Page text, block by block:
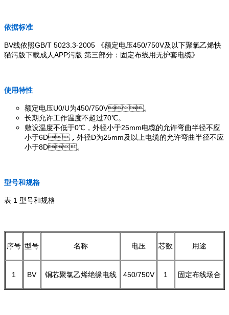
依据标准
BV线依照GB/T 5023.3-2005 《额定电压450/750V及以下聚氯乙烯快
猫污版下载成人APP污版 第三部分：固定布线用无护套电缆》
使用特性
额定电压U0/U为450/750V。
长期允许工作温度不超过70℃。
敷设温度不低于0℃，外径小于25mm电缆的允许弯曲半径不应
小于6D，外径D为25mm及以上电缆的允许弯曲半径不应
小于8D。
型号和规格
表 1 型号和规格
序号 型号 名称 电压 芯数 用途
1 BV 铜芯聚氯乙烯绝缘电线 450/750V 1 固定布线场合